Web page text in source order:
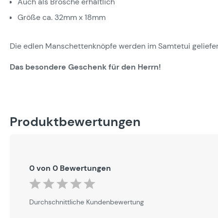
Größe ca. 32mm x 18mm
Die edlen Manschettenknöpfe werden im Samtetui
Das besondere Geschenk für den Herrn!
Produktbewertungen
0 von 0 Bewertungen
Durchschnittliche Bewertung von 0 von 5 Sternen
Durchschnittliche Kundenbewertung